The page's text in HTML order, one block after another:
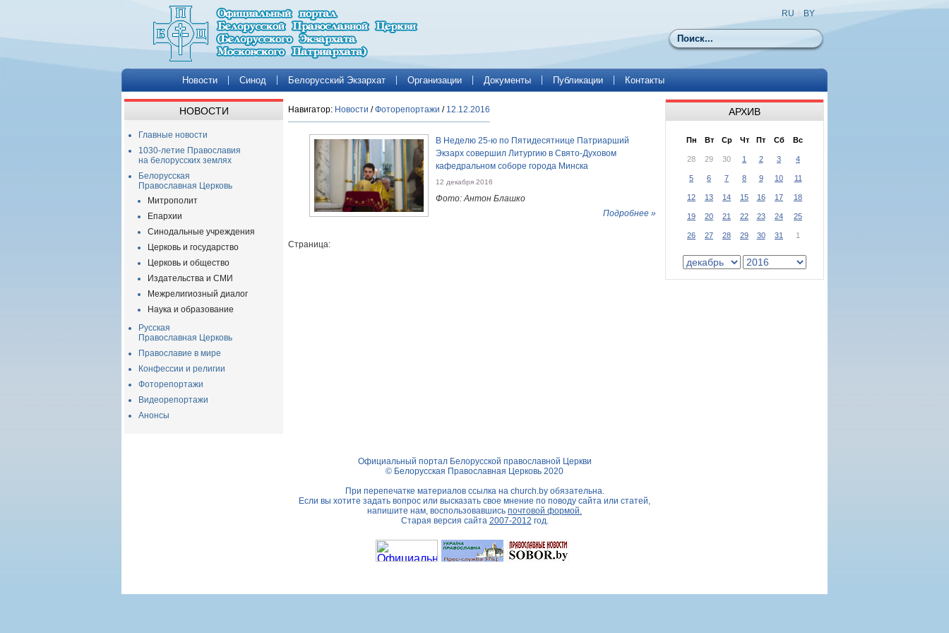
Поиск
RU BY
Новости Синод Белорусский Экзархат Организации Документы Публикации Контакты
НОВОСТИ
Главные новости
1030-летие Православия
на белорусских землях
Белорусская
Православная Церковь
Митрополит
Епархии
Синодальные учреждения
Церковь и государство
Церковь и общество
Издательства и СМИ
Межрелигиозный диалог
Наука и образование
Русская
Православная Церковь
Православие в мире
Конфессии и религии
Фоторепортажи
Видеорепортажи
Анонсы
Навигатор: Новости /Фоторепортажи / 12.12.2016
В Неделю 25-ю по Пятидесятнице Патриарший
Экзарх совершил Литургию в Свято-Духовом
кафедральном соборе города Минска
12 декабря 2016
Фото: Антон Блашко
Подробнее »
Страница:
АРХИВ
Пн Вт Ср Чт Пт Сб Вс
28 29 30 1 2 3 4
5 6 7 8 9 10 11
12 13 14 15 16 17 18
19 20 21 22 23 24 25
26 27 28 29 30 31 1
Официальный портал Белорусской православной Церкви
© Белорусская Православная Церковь 2020
При перепечатке материалов ссылка на church.byобязательна.
Если вы хотите задать вопрос или высказать свое мнение по поводу сайта или статей,
напишите нам, воспользовавшись почтовой формой.
Старая версия сайта 2007-2012 год.